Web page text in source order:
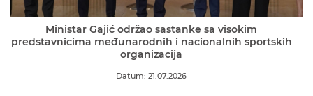
Ministar Gajić održao sastanke sa visokim
predstavnicima međunarodnih i nacionalnih sportskih
organizacija
Datum: 21.07.2026